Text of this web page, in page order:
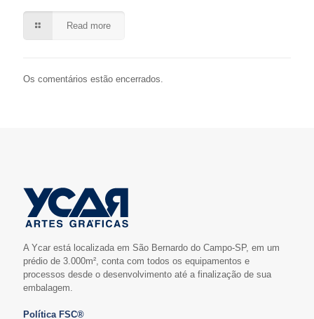
Read more
Os comentários estão encerrados.
A Ycar está localizada em São Bernardo do Campo-SP, em um
prédio de 3.000m², conta com todos os equipamentos e
processos desde o desenvolvimento até a finalização de sua
embalagem.
Política FSC®